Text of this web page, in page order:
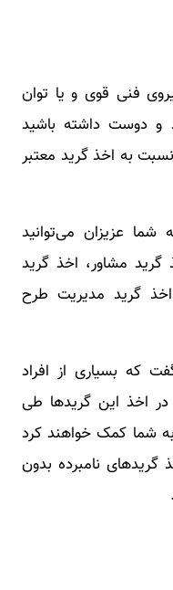
فنی قوی و یا توان
و دوست داشته باشید
به اخذ گرید معتبر
عزیزان می‌توانید
مشاور، اخذ گرید
اخذ گرید مدیریت طرح
که بسیاری از افراد
اخذ این گریدها طی
شما کمک خواهند کرد
گریدهای نامبرده بدون